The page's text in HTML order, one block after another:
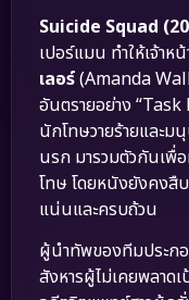
Suicide Squad
เปอร์แมน ทำให้เจ้าห
เลอร์(Amanda
อันตรายอย่าง “Task
นักโทษวายร้ายและ
นรก มารวมตัวกันเพื่
โทษ โดยหนังยังคงสืบ
แน่นและครบถ้วน
ผู้นำทัพของทีมประก
สังหารผู้ไม่เคยพลาดเ